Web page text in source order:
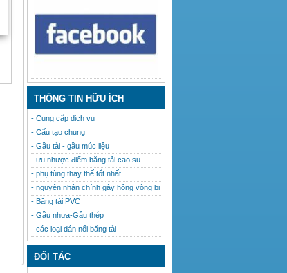
THÔNG TIN HỮU ÍCH
- Cung cấp dịch vụ
- Cấu tạo chung
- Gầu tải - gầu múc liệu
- ưu nhược điểm băng tải cao su
- phụ tùng thay thế tốt nhất
- nguyên nhân chính gây hỏng vòng bi
- Băng tải PVC
- Gầu nhưa-Gầu thép
- các loại dán nối băng tải
ĐỐI TÁC